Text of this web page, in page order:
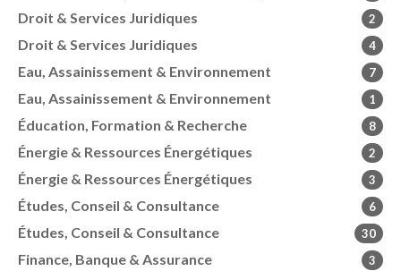
Droit & Services Juridiques 2
Droit & Services Juridiques 4
Eau, Assainissement & Environnement 7
Eau, Assainissement & Environnement 1
Éducation, Formation & Recherche 8
Énergie & Ressources Énergétiques 2
Énergie & Ressources Énergétiques 3
Études, Conseil & Consultance 6
Études, Conseil & Consultance 30
Finance, Banque & Assurance 3